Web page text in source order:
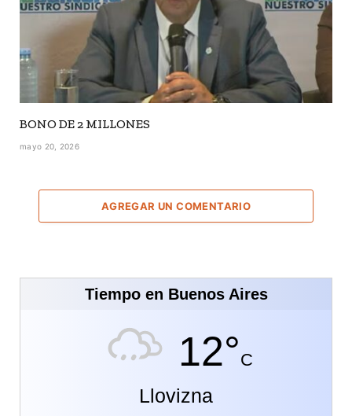
BONO DE 2 MILLONES
mayo 20, 2026
AGREGAR UN COMENTARIO
Tiempo en Buenos Aires
12°C
Llovizna